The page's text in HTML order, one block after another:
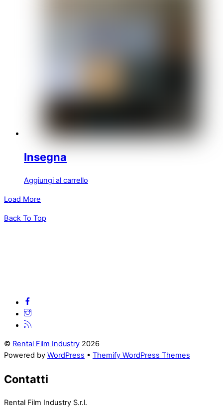
Insegna
Aggiungi al carrello
Load More
Back To Top
© Rental Film Industry 2026
Powered by WordPress • Themify WordPress Themes
Contatti
Rental Film Industry S.r.l.